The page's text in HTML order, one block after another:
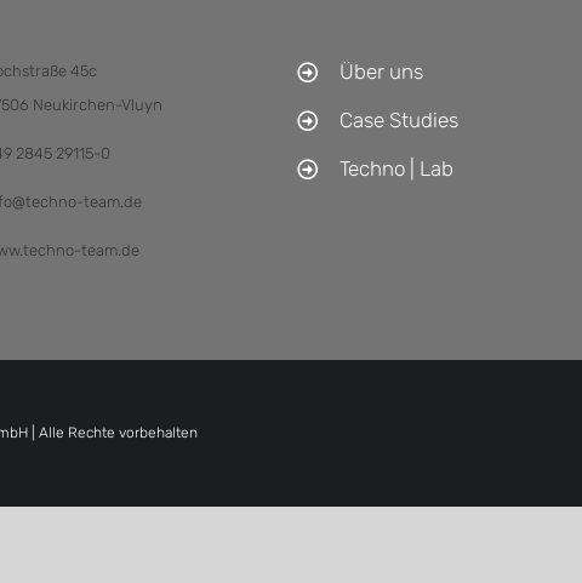
45c
Neukirchen-Vluyn
2845 29115-0
team.de
team.de
Über uns
Case Studies
Techno | Lab
| Alle Rechte vorbehalten